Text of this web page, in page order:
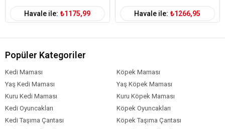
Havale ile: ₺1175,99 Havale ile: ₺1266,95
Popüler Kategoriler
Kedi Maması
Köpek Maması
Yaş Kedi Maması
Yaş Köpek Maması
Kuru Kedi Maması
Kuru Köpek Maması
Kedi Oyuncakları
Köpek Oyuncakları
Kedi Taşıma Çantası
Köpek Taşıma Çantası